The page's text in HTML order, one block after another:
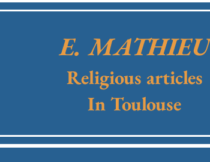
E. MATHIEU
Religious articles
In Toulouse